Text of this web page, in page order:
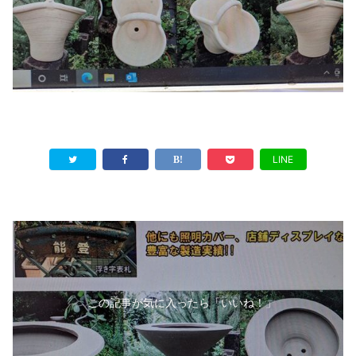
LINE
この記事が気に入ったら「いいね！」